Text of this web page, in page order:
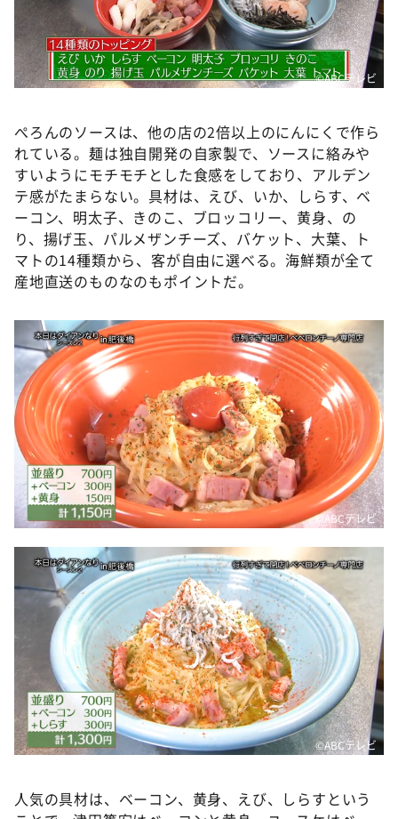
©️ABCテレビ
ぺろんのソースは、他の店の2倍以上のにんにくで作ら
れている。麺は独自開発の自家製で、ソースに絡みや
すいようにモチモチとした食感をしており、アルデン
テ感がたまらない。具材は、えび、いか、しらす、ベ
ーコン、明太子、きのこ、ブロッコリー、黄身、の
り、揚げ玉、パルメザンチーズ、バケット、大葉、ト
マトの14種類から、客が自由に選べる。海鮮類が全て
産地直送のものなのもポイントだ。
©️ABCテレビ
©️ABCテレビ
人気の具材は、ベーコン、黄身、えび、しらすという